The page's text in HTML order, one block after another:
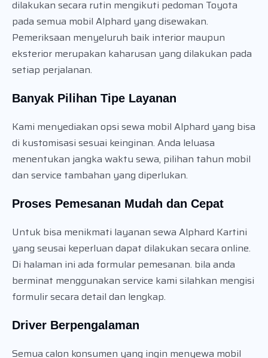
dilakukan secara rutin mengikuti pedoman Toyota
pada semua mobil Alphard yang disewakan.
Pemeriksaan menyeluruh baik interior maupun
eksterior merupakan kaharusan yang dilakukan pada
setiap perjalanan.
Banyak Pilihan Tipe Layanan
Kami menyediakan opsi sewa mobil Alphard yang bisa
di kustomisasi sesuai keinginan. Anda leluasa
menentukan jangka waktu sewa, pilihan tahun mobil
dan service tambahan yang diperlukan.
Proses Pemesanan Mudah dan Cepat
Untuk bisa menikmati layanan sewa Alphard Kartini
yang seusai keperluan dapat dilakukan secara online.
Di halaman ini ada formular pemesanan. bila anda
berminat menggunakan service kami silahkan mengisi
formulir secara detail dan lengkap.
Driver Berpengalaman
Semua calon konsumen yang ingin menyewa mobil